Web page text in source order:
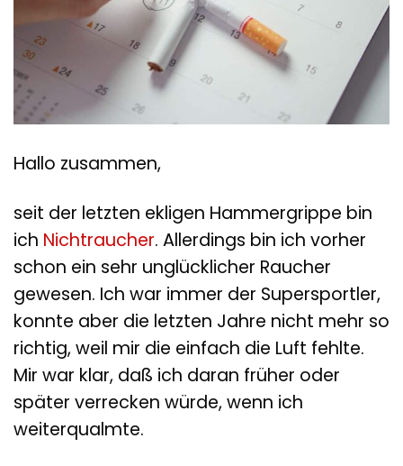
Hallo zusammen,
seit der letzten ekligen Hammergrippe bin
ich Nichtraucher. Allerdings bin ich vorher
schon ein sehr unglücklicher Raucher
gewesen. Ich war immer der Supersportler,
konnte aber die letzten Jahre nicht mehr so
richtig, weil mir die einfach die Luft fehlte.
Mir war klar, daß ich daran früher oder
später verrecken würde, wenn ich
weiterqualmte.